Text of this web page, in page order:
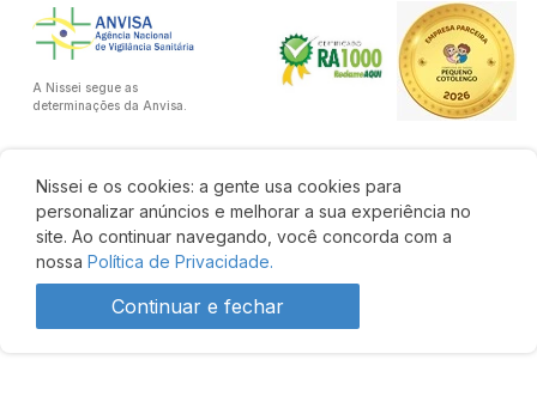
Nissei e os cookies: a gente usa cookies para
personalizar anúncios e melhorar a sua experiência no
site. Ao continuar navegando, você concorda com a
nossa Política de Privacidade.
Continuar e fechar
A Nissei segue as
determinações da Anvisa.